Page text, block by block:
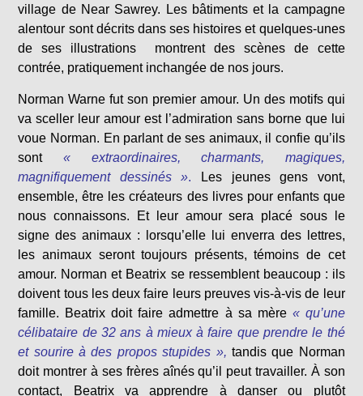
village de Near Sawrey. Les bâtiments et la campagne
alentour sont décrits dans ses histoires et quelques-unes
de ses illustrations montrent des scènes de cette
contrée, pratiquement inchangée de nos jours.
Norman Warne fut son premier amour. Un des motifs qui
va sceller leur amour est l’admiration sans borne que lui
voue Norman. En parlant de ses animaux, il confie qu’ils
sont
« extraordinaires, charmants, magiques,
magnifiquement dessinés ». Les jeunes gens vont,
ensemble, être les créateurs des livres pour enfants que
nous connaissons. Et leur amour sera placé sous le
signe des animaux : lorsqu’elle lui enverra des lettres,
les animaux seront toujours présents, témoins de cet
amour. Norman et Beatrix se ressemblent beaucoup : ils
doivent tous les deux faire leurs preuves vis-à-vis de leur
famille. Beatrix doit faire admettre à sa mère « qu’une
célibataire de 32 ans à mieux à faire que prendre le thé
et sourire à des propos stupides », tandis que Norman
doit montrer à ses frères aînés qu’il peut travailler. À son
contact, Beatrix va apprendre à danser ou plutôt